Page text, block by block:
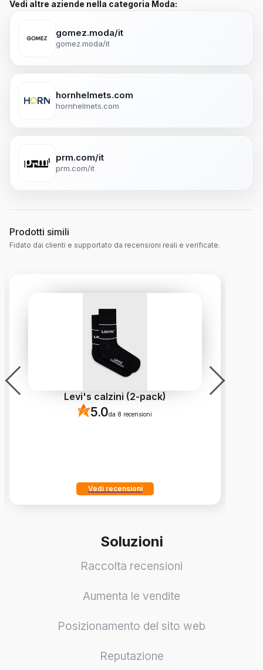
Vedi altre aziende nella categoria Moda:
gomez.moda/it
gomez.moda/it
hornhelmets.com
hornhelmets.com
prm.com/it
prm.com/it
Prodotti simili
Fidato dai clienti e supportato da recensioni reali e verificate.
Levi's calzini (2-pack)
5.0da 8 recensioni
Vedi recensioni
Soluzioni
Raccolta recensioni
Aumenta le vendite
Posizionamento del sito web
Reputazione